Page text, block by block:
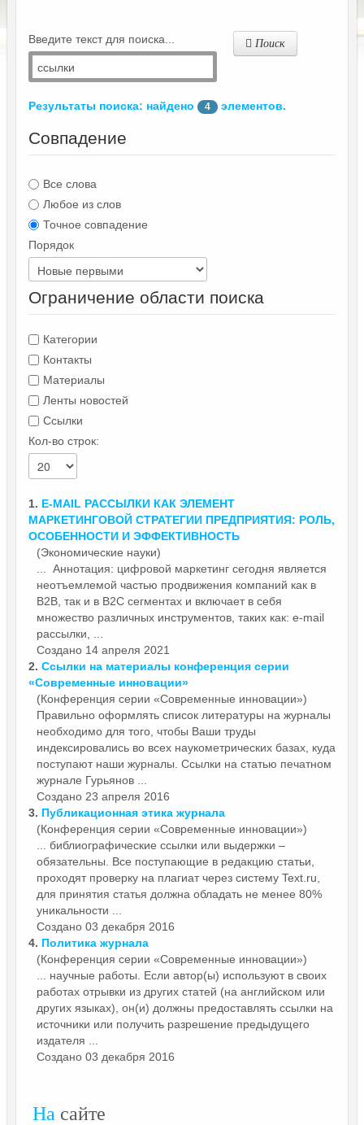
Введите текст для поиска... Поиск
Результаты поиска: найдено 4 элементов.
Совпадение
Все слова
Любое из слов
Точное совпадение
Порядок
Ограничение области поиска
Категории
Контакты
Материалы
Ленты новостей
Ссылки
Кол-во строк:
1. E-MAIL РАССЫЛКИ КАК ЭЛЕМЕНТ
МАРКЕТИНГОВОЙ СТРАТЕГИИ ПРЕДПРИЯТИЯ: РОЛЬ,
ОСОБЕННОСТИ И ЭФФЕКТИВНОСТЬ
(Экономические науки)
... Аннотация: цифровой маркетинг сегодня является
неотъемлемой частью продвижения компаний как в
B2B, так и в B2C сегментах и включает в себя
множество различных инструментов, таких как: e-mail
рассылки
Создано 14 апреля 2021
2. Ссылки на материалы конференция серии
«Современные инновации»
(Конференция серии «Современные инновации»)
Правильно оформлять список литературы на журналы
необходимо для того, чтобы Ваши труды
индексировались во всех наукометрических базах, куда
поступают наши журналы. Ссылки на статью печатном
журнале Гурьянов ...
Создано 23 апреля 2016
3. Публикационная этика журнала
(Конференция серии «Современные инновации»)
... библиографические ссылки или выдержки –
обязательны. Все поступающие в редакцию статьи,
проходят проверку на плагиат через систему Text.ru,
для принятия статья должна обладать не менее 80%
уникальности ...
Создано 03 декабря 2016
4. Политика журнала
(Конференция серии «Современные инновации»)
... научные работы. Если автор(ы) используют в своих
работах отрывки из других статей (на английском или
других языках), он(и) должны предоставлять ссылки на
источники или получить разрешение предыдущего
издателя ...
Создано 03 декабря 2016
На сайте